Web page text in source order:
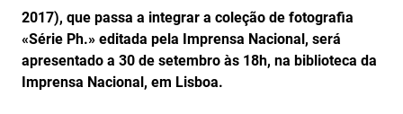
2017), que passa a integrar a coleção de fotografia
«Série Ph.» editada pela Imprensa Nacional, será
apresentado a 30 de setembro às 18h, na biblioteca da
Imprensa Nacional, em Lisboa.